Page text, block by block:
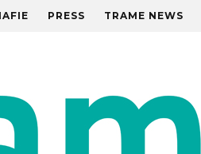
PRESS TRAME NEWS